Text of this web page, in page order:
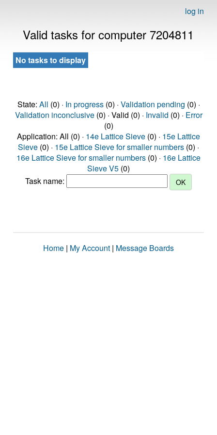
log in
Valid tasks for computer 7204811
No tasks to display
State: All (0) · In progress(0) · Validation pending (0) ·
Validation inconclusive(0) · Valid (0) · Invalid (0) · Error
(0)
Application: All (0) · 14e Lattice Sieve (0) · 15e Lattice
Sieve (0) · 15e Lattice Sieve for smaller numbers (0) ·
16e Lattice Sieve for smaller numbers (0) · 16e Lattice
Sieve V5 (0)
Task name:
Home | My Account | Message Boards